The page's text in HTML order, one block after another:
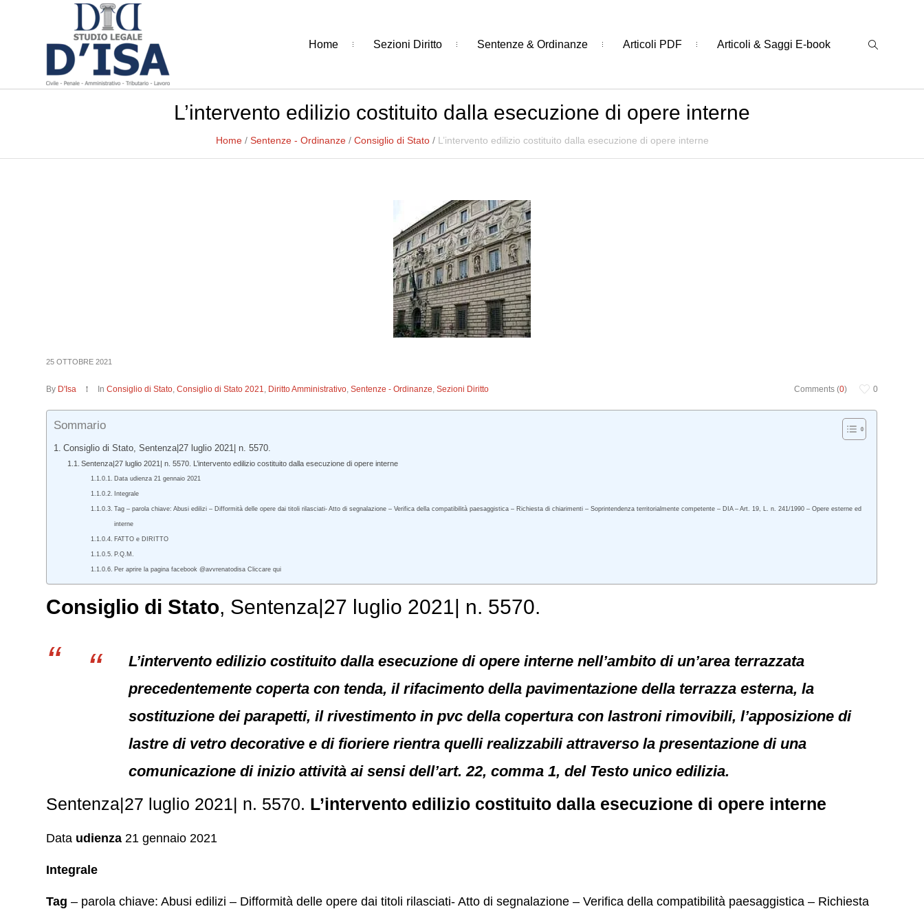
Home Sezioni Diritto Sentenze & Ordinanze Articoli PDF Articoli & Saggi E-book
L’intervento edilizio costituito dalla esecuzione di opere interne
Home / Sentenze - Ordinanze / Consiglio di Stato / L’intervento edilizio costituito dalla esecuzione di opere interne
25 OTTOBRE 2021
Comments (0) 0
By D'Isa InConsiglio di Stato,Consiglio di Stato 2021, Diritto Amministrativo,Sentenze - Ordinanze,Sezioni Diritto
Sommario
Consiglio di Stato, Sentenza|27 luglio 2021| n. 5570.
Sentenza|27 luglio 2021| n. 5570. L’intervento edilizio costituito dalla esecuzione di opere interne
Data udienza 21 gennaio 2021
Integrale
Tag – parola chiave: Abusi edilizi – Difformità delle opere dai titoli rilasciati- Atto di segnalazione – Verifica della compatibilità paesaggistica – Richiesta di chiarimenti – Soprintendenza territorialmente competente – DIA – Art. 19, L. n. 241/1990 – Opere esterne ed
interne
FATTO e DIRITTO
P.Q.M.
Per aprire la pagina facebook @avvrenatodisa Cliccare qui
Consiglio di Stato, Sentenza|27 luglio 2021| n. 5570.
L’intervento edilizio costituito dalla esecuzione di opere interne nell’ambito di un’area terrazzata
precedentemente coperta con tenda, il rifacimento della pavimentazione della terrazza esterna, la
sostituzione dei parapetti, il rivestimento in pvc della copertura con lastroni rimovibili, l’apposizione di
lastre di vetro decorative e di fioriere rientra quelli realizzabili attraverso la presentazione di una
comunicazione di inizio attività ai sensi dell’art. 22, comma 1, del Testo unico edilizia.
Sentenza|27 luglio 2021| n. 5570. L’intervento edilizio costituito dalla esecuzione di opere interne
Data udienza 21 gennaio 2021
Integrale
Tag – parola chiave: Abusi edilizi – Difformità delle opere dai titoli rilasciati- Atto di segnalazione – Verifica della compatibilità paesaggistica – Richiesta